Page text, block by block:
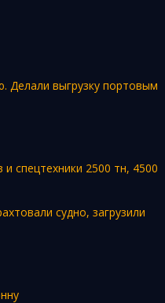
Делали выгрузку портовым
спецтехники 2500 тн, 4500
судно, загрузили